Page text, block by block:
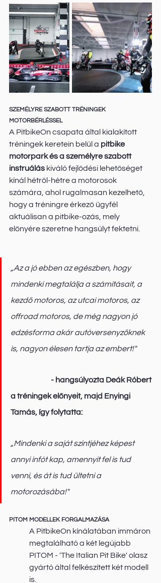
SZEMÉLYRE SZABOTT TRÉNINGEK
MOTORBÉRLÉSSEL
A PitbikeOn csapata által kialakított
tréningek keretein belül a pitbike
motorpark és a személyre szabott
instruálás kiváló fejlődési lehetőséget
kínál hétről-hétre a motorosok
számára, ahol rugalmasan kezelhető,
hogy a tréningre érkező ügyfél
aktuálisan a pitbike-ozás, mely
előnyére szeretne hangsúlyt fektetni.
„Az a jó ebben az egészben, hogy
mindenki megtalálja a számításait, a
kezdő motoros, az utcai motoros, az
offroad motoros, de még nagyon jó
edzésforma akár autóversenyzőknek
is, nagyon élesen tartja az embert!"
- hangsúlyozta Deák Róbert
a tréningek előnyeit, majd Enyingi
Tamás, így folytatta:
„Mindenki a saját szintjéhez képest
annyi infót kap, amennyit fel is tud
venni, és át is tud ültetni a
motorozásába!"
PITOM MODELLEK FORGALMAZÁSA
A PitbikeOn kínálatában immáron
megtalálható a két legújabb
PITOM - 'The Italian Pit Bike' olasz
gyártó által felkészített két modell
is.